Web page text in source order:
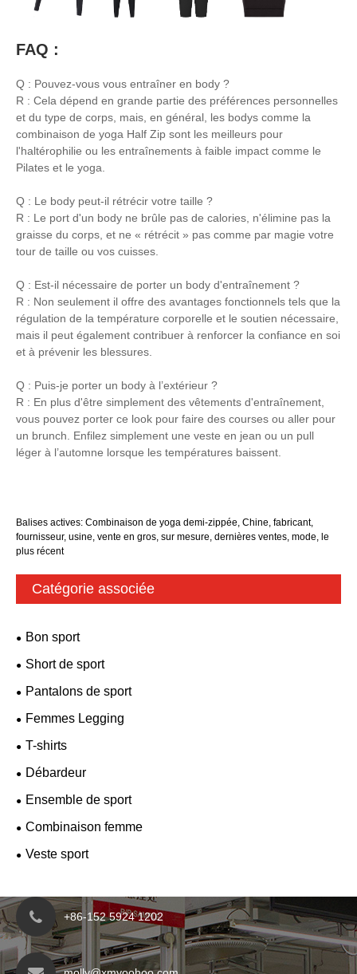
FAQ :
Q : Pouvez-vous vous entraîner en body ?
R : Cela dépend en grande partie des préférences personnelles
et du type de corps, mais, en général, les bodys comme la
combinaison de yoga Half Zip sont les meilleurs pour
l'haltérophilie ou les entraînements à faible impact comme le
Pilates et le yoga.
Q : Le body peut-il rétrécir votre taille ?
R : Le port d'un body ne brûle pas de calories, n'élimine pas la
graisse du corps, et ne « rétrécit » pas comme par magie votre
tour de taille ou vos cuisses.
Q : Est-il nécessaire de porter un body d'entraînement ?
R : Non seulement il offre des avantages fonctionnels tels que la
régulation de la température corporelle et le soutien nécessaire,
mais il peut également contribuer à renforcer la confiance en soi
et à prévenir les blessures.
Q : Puis-je porter un body à l’extérieur ?
R : En plus d'être simplement des vêtements d'entraînement,
vous pouvez porter ce look pour faire des courses ou aller pour
un brunch. Enfilez simplement une veste en jean ou un pull
léger à l’automne lorsque les températures baissent.
Balises actives: Combinaison de yoga demi-zippée, Chine, fabricant,
fournisseur, usine, vente en gros, sur mesure, dernières ventes, mode, le
plus récent
Catégorie associée
Bon sport
Short de sport
Pantalons de sport
Femmes Legging
T-shirts
Débardeur
Ensemble de sport
Combinaison femme
Veste sport
+86-152 5924 1202